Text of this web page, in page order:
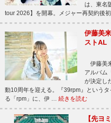
は、東名
tour 2026】を開幕。メジャー再契約後
伊藤美
ストAL
伊藤美
アルバム
が決定し
動10周年を迎える。『39rpm』という
る「rpm」に、伊 … 続きを読む
【先ヨ